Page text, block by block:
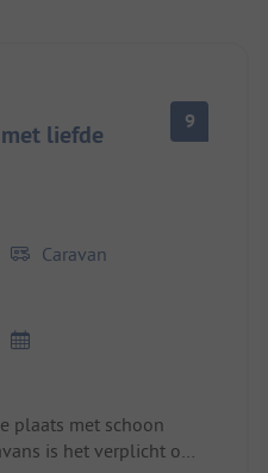
liefde
9
Caravan
plaats met schoon
is het verplicht om